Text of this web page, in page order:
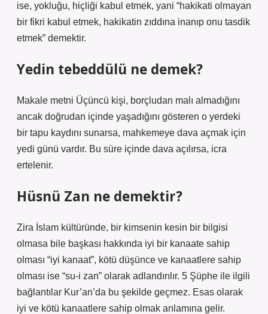
ise, yokluğu, hiçliği kabul etmek, yani “hakikati olmayan
bir fikri kabul etmek, hakikatin zıddına inanıp onu tasdik
etmek” demektir.
Yedin tebeddülü ne demek?
Makale metni Üçüncü kişi, borçludan malı almadığını
ancak doğrudan içinde yaşadığını gösteren o yerdeki
bir tapu kaydını sunarsa, mahkemeye dava açmak için
yedi günü vardır. Bu süre içinde dava açılırsa, icra
ertelenir.
Hüsnü Zan ne demektir?
Zira İslam kültüründe, bir kimsenin kesin bir bilgisi
olmasa bile başkası hakkında iyi bir kanaate sahip
olması “iyi kanaat”, kötü düşünce ve kanaatlere sahip
olması ise “su-i zan” olarak adlandırılır. 5 Şüphe ile ilgili
bağlantılar Kur’an’da bu şekilde geçmez. Esas olarak
iyi ve kötü kanaatlere sahip olmak anlamına gelir.